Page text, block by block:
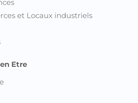
et Locaux industriels
Etre